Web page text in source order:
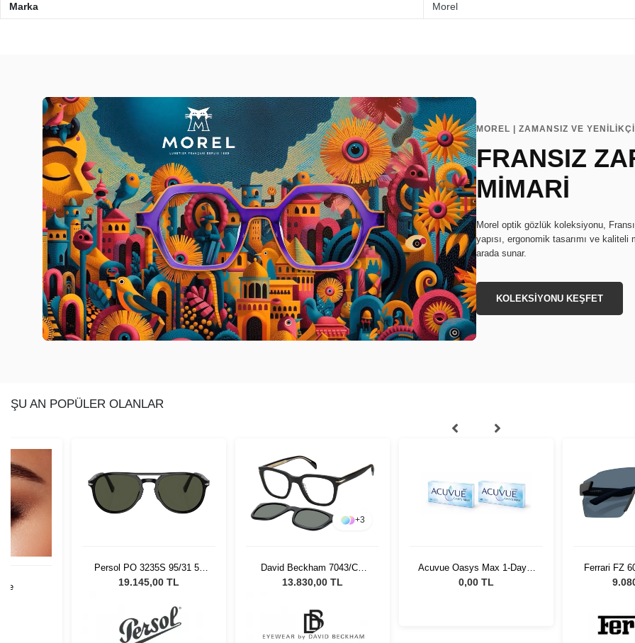
Marka Morel
MOREL | ZAMANSIZ VE
FRANSIZ
MİMARİ
Morel optik gözlük koleksiyonu,
yapısı, ergonomik tasarımı ve kaliteli
arada sunar.
KOLEKSİYONU KEŞFET
ŞU AN POPÜLER OLANLAR
David Beckham 7043/CS
807UC Unisex Güneş
13.830,00 TL
Acuvue Oasys Max 1-Day 2
Kutu Set
0,00 TL
Ferrari FZ 6024U 517/80 33
Unisex Güneş Gözlüğü
9.080,00 TL
Tommy
00351